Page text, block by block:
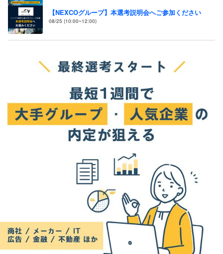
【NEXCOグループ】本選考説明会へご参加ください
08/25 (10:00~12:00)